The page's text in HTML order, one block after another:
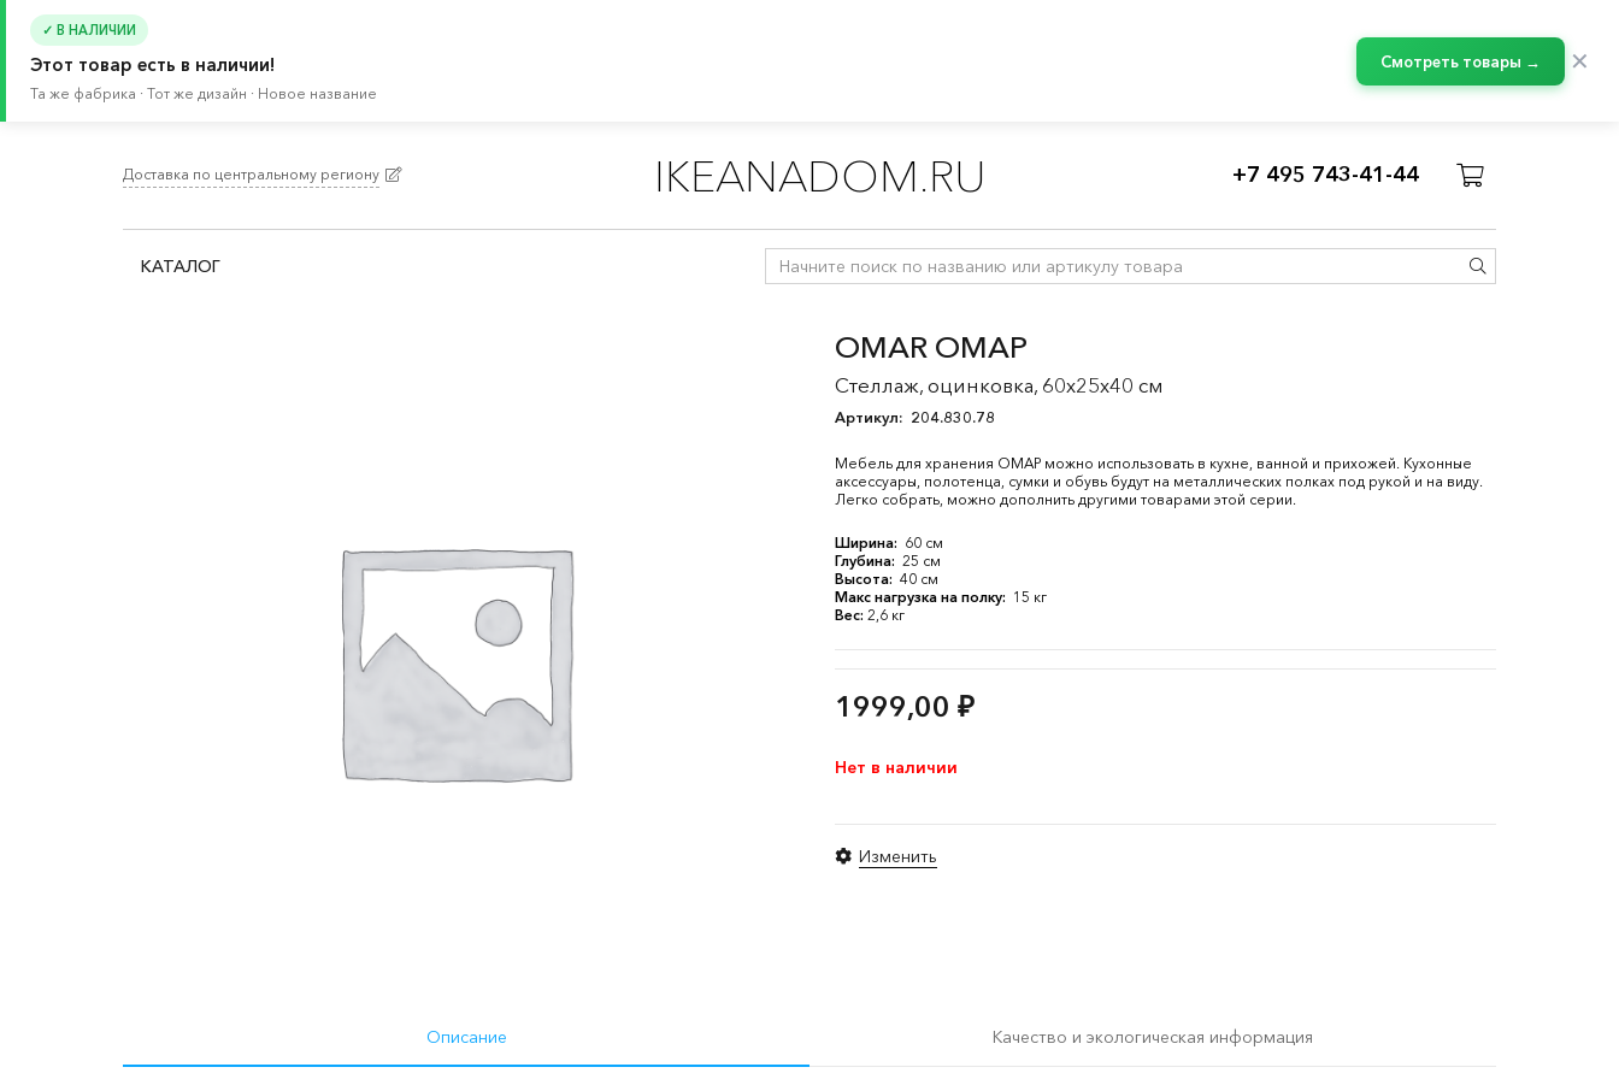
✓ В НАЛИЧИИ
Этот товар есть в наличии!
Та же фабрика · Тот же дизайн · Новое название
Смотреть товары → ✕
Доставка по центральному региону IKEANADOM.RU +7 495 743-41-44
КАТАЛОГ
OMAR ОМАР
Стеллаж, оцинковка, 60x25x40 см
Артикул: 204.830.78
Мебель для хранения ОМАР можно использовать в кухне, ванной и прихожей. Кухонные
аксессуары, полотенца, сумки и обувь будут на металлических полках под рукой и на виду.
Легко собрать, можно дополнить другими товарами этой серии.
Ширина: 60 см
Глубина: 25 см
Высота: 40 см
Макс нагрузка на полку: 15 кг
Вес: 2,6 кг
1999,00 ₽
Нет в наличии
Изменить
Описание Качество и экологическая информация